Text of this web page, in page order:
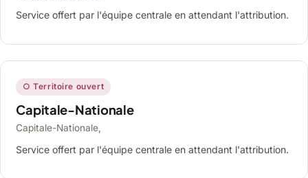
Service offert par l'équipe centrale en attendant l'attribution.
○ Territoire ouvert
Capitale-Nationale
Capitale-Nationale,
Service offert par l'équipe centrale en attendant l'attribution.